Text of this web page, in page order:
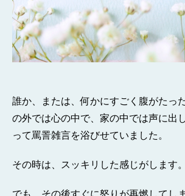
誰か、または、何かにすごく腹がたっ
の外では心の中で、家の中では声に出
って罵詈雑言を浴びせていました。
その時は、スッキリした感じがします。
でも、その後すぐに怒りが再燃してし